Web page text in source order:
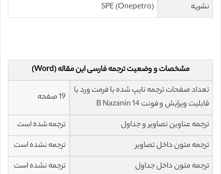
نشریه (SPE (Onepetro
مشخصات و وضعیت ترجمه فارسی این مقاله (Word)
تعداد صفحات ترجمه تایپ شده با فرمت ورد با
قابلیت ویرایش و فونت 14 B Nazanin
19 صفحه
ترجمه عناوین تصاویر و جداول
ترجمه شده است
ترجمه متون داخل تصاویر
ترجمه نشده است
ترجمه متون داخل جداول
ترجمه نشده است